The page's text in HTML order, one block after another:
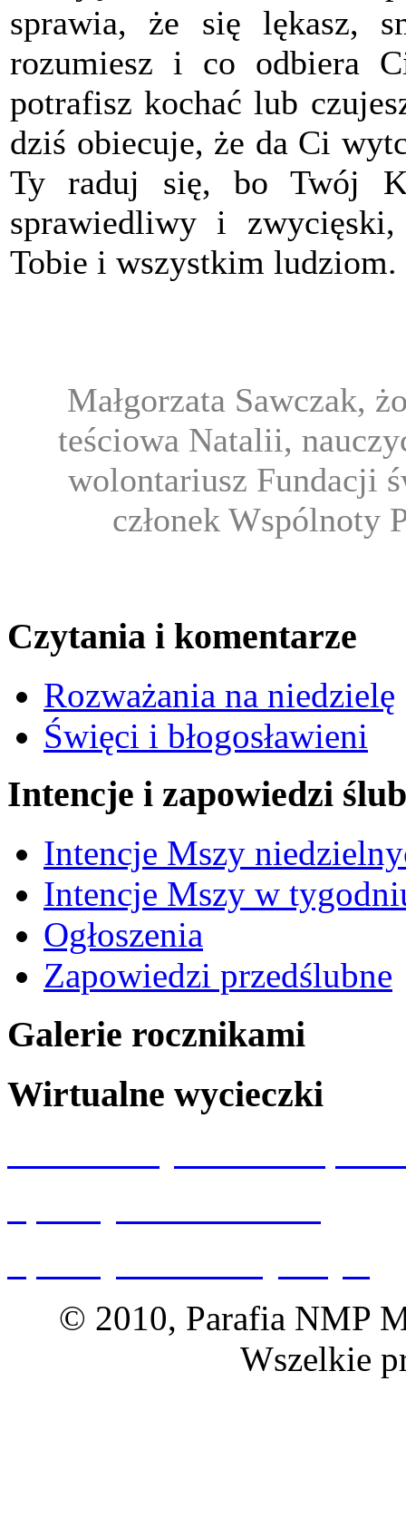
sprawia, że się lękasz,
rozumiesz i co odbiera
potrafisz kochać lub
dziś obiecuje, że da Ci
Ty raduj się, bo Twój
sprawiedliwy i
Tobie i wszystkim ludziom.
Małgorzata Sawczak,
teściowa Natalii,
wolontariusz Fundacji
członek Wspólnoty
Czytania i komentarze
Rozważania na niedzielę
Święci i błogosławieni
Intencje i zapowiedzi
Intencje Mszy
Intencje Mszy w
Ogłoszenia
Zapowiedzi przedślubne
Galerie rocznikami
Wirtualne wycieczki
© 2010, Parafia NMP
Wszelkie